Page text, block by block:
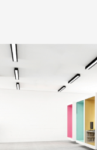
Loading...